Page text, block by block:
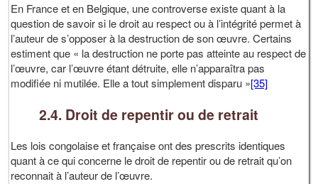
En France et en Belgique, une controverse existe quant à la
question de savoir si le droit au respect ou à l’intégrité permet à
l’auteur de s’opposer à la destruction de son œuvre. Certains
estiment que « la destruction ne porte pas atteinte au respect de
l’œuvre, car l’œuvre étant détruite, elle n’apparaîtra pas
modifiée ni mutilée. Elle a tout simplement disparu »[35]
2.4. Droit de repentir ou de retrait
Les lois congolaise et française ont des prescrits identiques
quant à ce qui concerne le droit de repentir ou de retrait qu’on
reconnait à l’auteur de l’œuvre.